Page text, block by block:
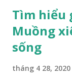
Tìm hiểu
Muồng
sống
tháng 4 28, 2020